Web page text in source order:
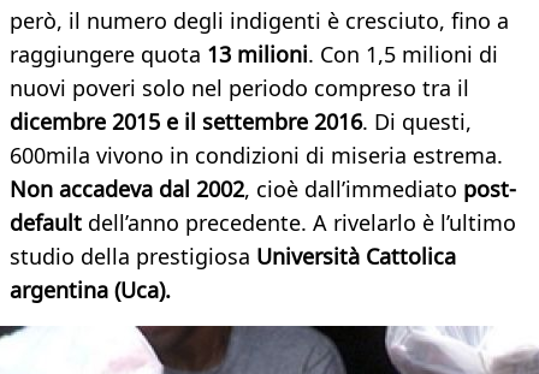
però, il numero degli indigenti è cresciuto, fino a
raggiungere quota 13 milioni. Con 1,5 milioni di
nuovi poveri solo nel periodo compreso tra il
dicembre 2015 e il settembre 2016. Di questi,
600mila vivono in condizioni di miseria estrema.
Non accadeva dal 2002, cioè dall’immediato post-
default dell’anno precedente. A rivelarlo è l’ultimo
studio della prestigiosa Università Cattolica
argentina (Uca).